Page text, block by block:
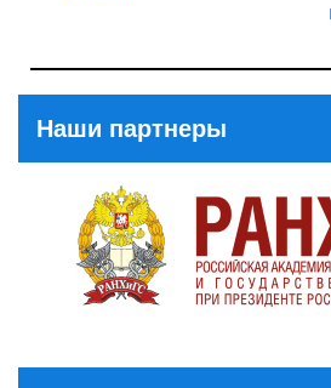
Наши партнеры